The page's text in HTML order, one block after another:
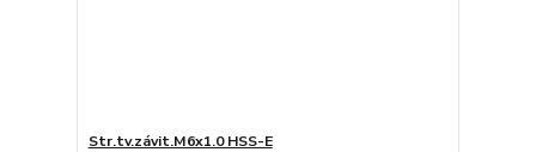
Str.tv.závit.M6x1.0 HSS-E